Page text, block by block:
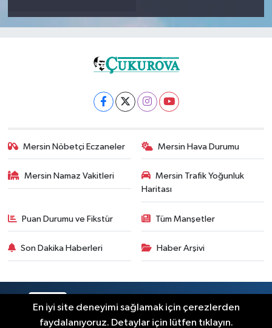
Mersin Nöbetçi Eczaneler Mersin Hava Durumu
Mersin Namaz Vakitleri
Mersin Trafik Yoğunluk
Haritası
Puan Durumu ve Fikstür Tüm Manşetler
Son Dakika Haberleri Haber Arşivi
En iyi site deneyimi sağlamak için çerezlerden
faydalanıyoruz. Detaylar için lütfen tıklayın.